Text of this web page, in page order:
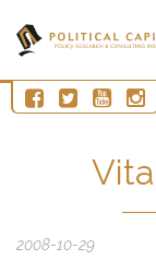
2008-10-29